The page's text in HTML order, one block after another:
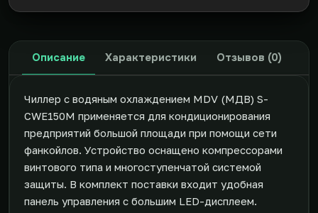
Описание Характеристики Отзывов (0)
Чиллер с водяным охлаждением MDV (МДВ) S-
CWE150M применяется для кондиционирования
предприятий большой площади при помощи сети
фанкойлов. Устройство оснащено компрессорами
винтового типа и многоступенчатой системой
защиты. В комплект поставки входит удобная
панель управления с большим LED-дисплеем.